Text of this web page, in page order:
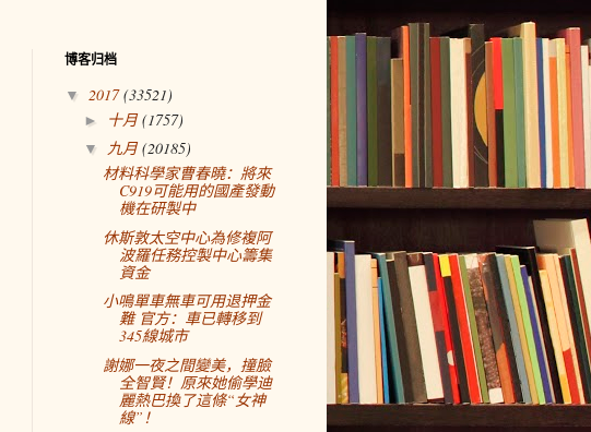
博客归档
▼ 2017(33521)
► 十月(1757)
▼ 九月(20185)
材料科學家曹春曉：將來
C919可能用的國產發動
機在研製中
休斯敦太空中心為修複阿
波羅任務控製中心籌集
資金
小鳴單車無車可用退押金
難 官方：車已轉移到
345線城市
謝娜一夜之間變美，撞臉
全智賢！原來她偷學迪
麗熱巴換了這條“女神
線”！